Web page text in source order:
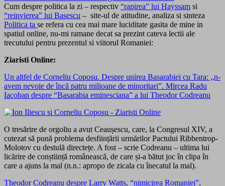
Cum despre politica la zi – respectiv “rapirea” lui Hayssam si
“reinvierea” lui Basescu – site-ul de atitudine, analiza si sinteza
Politica ta se refera cu cea mai mare luciditate gasita de mine in
spatiul online, nu-mi ramane decat sa prezint cateva lectii ale
trecutului pentru prezentul si viitorul Romaniei:
Ziaristi Online:
Un altfel de Corneliu Coposu. Despre unirea Basarabiei cu Tara: „n-
avem nevoie de încă patru milioane de minoritari”. Mircea Radu
Iacoban despre “Basarabia eminesciana” a lui Theodor Codreanu
O tresărire de orgoliu a avut Ceaușescu, care, la Congresul XIV, a
cutezat să pună problema desființării urmărilor Pactului Ribbentrop-
Molotov cu destulă directețe. A fost – scrie Codreanu – ultima lui
licărire de conștiință românească, de care și-a bătut joc în clipa în
care a ajuns la mal (n.n.: apropo de zicala cu înecatul la mal).
Theodor Codreanu despre Larry Watts, “nimicirea Romaniei”,